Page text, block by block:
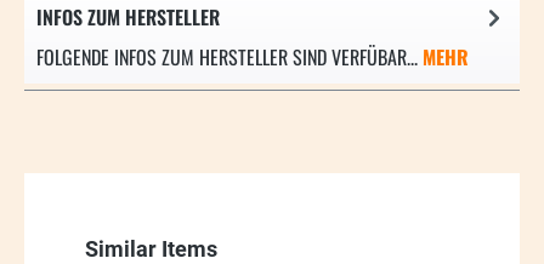
INFOS ZUM HERSTELLER
FOLGENDE INFOS ZUM HERSTELLER SIND VERFÜBAR... MEHR
Produktgalerie überspringen
Similar Items